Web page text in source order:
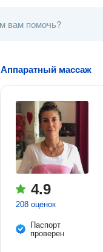
Аппаратный массаж
4.9
208 оценок
Паспорт
проверен